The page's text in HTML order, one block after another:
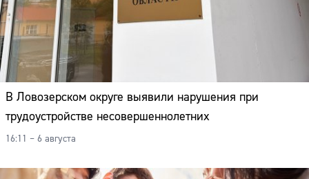
В Ловозерском округе выявили нарушения при
трудоустройстве несовершеннолетних
16:11 – 6 августа